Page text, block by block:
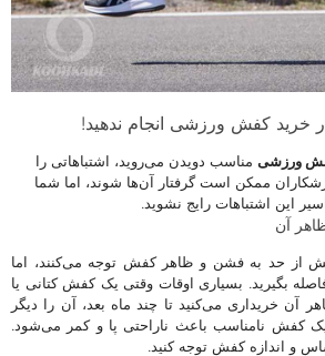
خرید کفش ورزشی انجام ندهید!
ورزشی مناسب دویدن می‌روید، اشتباهاتی را
ممکن است گرفتار آن‌ها شوند، اما شما
این اشتباهات رایج نشوید.
آن
از حد به فشن و ظاهر کفش توجه می‌کنند، اما
بگیرید. بسیاری اوقات وقتی یک کفش کتانی یا
آن خریداری می‌کنید تا چند ماه بعد، آن را دیگر
یک کفش نامناسب باعث ناراحتی پا و کمر می‌شود.
و اندازه کفش توجه کنید.